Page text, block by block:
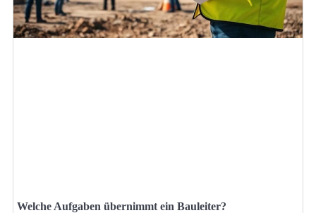
Welche Aufgaben übernimmt ein Bauleiter?